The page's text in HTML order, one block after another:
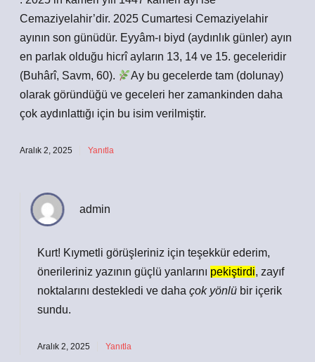
Cemaziyelahir’dir. 2025 Cumartesi Cemaziyelahir
ayının son günüdür. Eyyâm-ı biyd (aydınlık günler) ayın
en parlak olduğu hicrî ayların 13, 14 ve 15. geceleridir
(Buhârî, Savm, 60).
Ay bu gecelerde tam (dolunay)
olarak göründüğü ve geceleri her zamankinden daha
çok aydınlattığı için bu isim verilmiştir.
Aralık 2, 2025 Yanıtla
admin
Kurt! Kıymetli görüşleriniz için teşekkür ederim,
önerileriniz yazının güçlü yanlarını pekiştirdi, zayıf
noktalarını destekledi ve daha çok yönlü bir içerik
sundu.
Aralık 2, 2025 Yanıtla